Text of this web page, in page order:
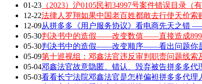
01-23 （2023）沪0105民初34997号案件错误目录（有
12-22法律人罗翔如果中国老百姓都敢去行使天价索
12-09从拼多多《用户服务协议》看电商先天之错
05-30判决书中的造假——改变数值——直接造成899
05-30判决书中的造假——改变顺序——看出问题你
05-09第十巡视组：邓鑫法官违反审判职责问题线索
05-04邓鑫法官故意隐匿、错认、毁弃被告拼多多代
05-03看看长宁法院邓鑫法官是怎样偏袒拼多多代理